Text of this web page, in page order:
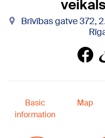
Brīvības gatve 372,
Basic
information
Map